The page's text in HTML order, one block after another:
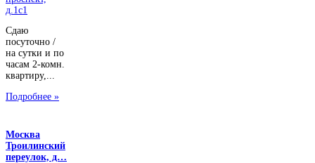
Сдаю
посуточно /
на сутки и по
часам 2-комн.
квартиру,...
Подробнее »
Москва
Троилинский
переулок, д…